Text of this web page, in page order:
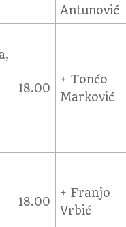
Antunović
18.00
+ Tonćo
Marković
18.00
+ Franjo
Vrbić